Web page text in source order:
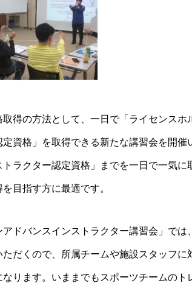
取得の方法として、一日で「ライセンス
資格」を取得できる新たな講習会を開
ラクター認定資格」までを一日で一気に
目指す方に最適です。
アドバンスインストラクター講習会」で
ただくので、所属チームや施設スタッフ
なります。いままでもスポーツチームの